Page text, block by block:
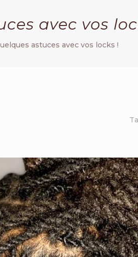
avec vos
astuces avec vos locks !